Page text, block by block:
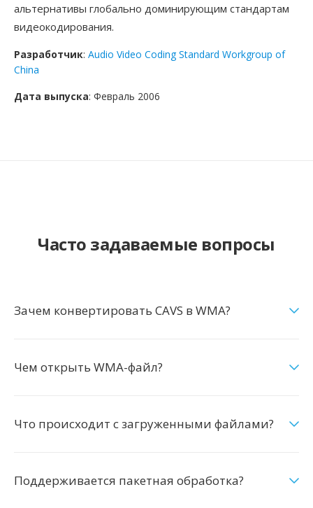
альтернативы глобально доминирующим стандартам
видеокодирования.
Разработчик: Audio Video Coding Standard Workgroup of
China
Дата выпуска: Февраль 2006
Часто задаваемые вопросы
Зачем конвертировать CAVS в WMA?
Чем открыть WMA-файл?
Что происходит с загруженными файлами?
Поддерживается пакетная обработка?